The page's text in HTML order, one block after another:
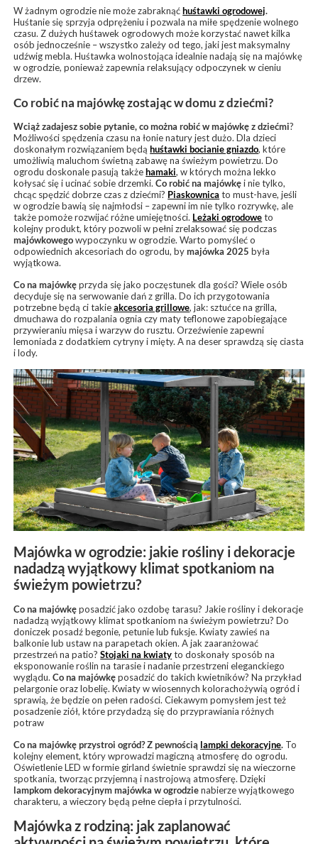
W żadnym ogrodzie nie może zabraknąćhuśtawki ogrodowej.
Huśtanie się sprzyja odprężeniu i pozwala na miłe spędzenie wolnego
czasu. Z dużych huśtawek ogrodowych może korzystać nawet kilka
osób jednocześnie – wszystko zależy od tego, jaki jest maksymalny
udźwig mebla. Huśtawka wolnostojąca idealnie nadają się na majówkę
w ogrodzie, ponieważ zapewnia relaksujący odpoczynek w cieniu
drzew.
Co robić na majówkę zostając w domu z dziećmi?
Wciąż zadajesz sobie pytanie, co można robić w majówkę z dziećmi?
Możliwości spędzenia czasu na łonie natury jest dużo. Dla dzieci
doskonałym rozwiązaniem będąhuśtawki bocianie gniazdo, które
umożliwią maluchom świetną zabawę na świeżym powietrzu. Do
ogrodu doskonale pasują takżehamaki, w których można lekko
kołysać się i ucinać sobie drzemki.Co robić na majówkęi nie tylko,
chcąc spędzić dobrze czas z dziećmi? Piaskownica to must-have, jeśli
w ogrodzie bawią się najmłodsi – zapewni im nie tylko rozrywkę, ale
także pomoże rozwijać różne umiejętności. Leżaki ogrodoweto
kolejny produkt, który pozwoli w pełni zrelaksować się podczas
majówkowegowypoczynku w ogrodzie. Warto pomyśleć o
odpowiednich akcesoriach do ogrodu, bymajówka 2025 była
wyjątkowa.
Co na majówkęprzyda się jako poczęstunek dla gości? Wiele osób
decyduje się na serwowanie dań z grilla. Do ich przygotowania
potrzebne będą ci takieakcesoria grillowe, jak: sztućce na grilla,
dmuchawa do rozpalania ognia czy maty teflonowe zapobiegające
przywieraniu mięsa i warzyw do rusztu. Orzeźwienie zapewni
lemoniada z dodatkiem cytryny i mięty. A na deser sprawdzą się ciasta
i lody.
Majówka w ogrodzie: jakie rośliny i dekoracje
nadadzą wyjątkowy klimat spotkaniom na
świeżym powietrzu?
Co na majówkęposadzić jako ozdobę tarasu? Jakie rośliny i dekoracje
nadadzą wyjątkowy klimat spotkaniom na świeżym powietrzu? Do
doniczek posadź begonie, petunie lub fuksje. Kwiaty zawieś na
balkonie lub ustaw na parapetach okien. A jak zaaranżować
przestrzeń na patio?Stojaki na kwiatyto doskonały sposób na
eksponowanie roślin na tarasie i nadanie przestrzeni eleganckiego
wyglądu.Co na majówkęposadzić do takich kwietników? Na przykład
pelargonie oraz lobelię. Kwiaty w wiosennych kolorachożywią ogród i
sprawią, że będzie on pełen radości. Ciekawym pomysłem jest też
posadzenie ziół, które przydadzą się do przyprawiania różnych
potraw
Co na majówkęprzystroi ogród? Z pewnością lampki dekoracyjne. To
kolejny element, który wprowadzi magiczną atmosferę do ogrodu.
Oświetlenie LED w formie girland świetnie sprawdzi się na wieczorne
spotkania, tworząc przyjemną i nastrojową atmosferę. Dzięki
lampkom dekoracyjnymmajówka w ogrodzienabierze wyjątkowego
charakteru, a wieczory będą pełne ciepła i przytulności.
Majówka z rodziną: jak zaplanować